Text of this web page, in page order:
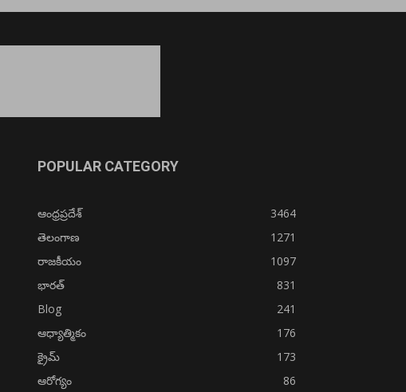
POPULAR CATEGORY
ఆంధ్రప్రదేశ్
3464
తెలంగాణ
1271
రాజకీయం
1097
భారత్
831
Blog
241
ఆధ్యాత్మికం
176
క్రైమ్
173
ఆరోగ్యం
86